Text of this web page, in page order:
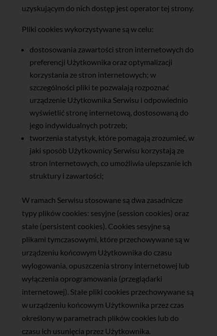
uzyskującym do nich dostęp jest operator tej strony.
Pliki cookies wykorzystywane są w celu:
dostosowania zawartości stron internetowych do
preferencji Użytkownika oraz optymalizacji
korzystania ze stron internetowych; w
szczególności pliki te pozwalają rozpoznać
urządzenie Użytkownika Serwisu i odpowiednio
wyświetlić stronę internetową, dostosowaną do
jego indywidualnych potrzeb;
tworzenia statystyk, które pomagają zrozumieć, w
jaki sposób Użytkownicy Serwisu korzystają ze
stron internetowych, co umożliwia ulepszanie ich
struktury i zawartości;
W ramach Serwisu stosowane są dwa zasadnicze
typy plików cookies: sesyjne (session cookies) oraz
stałe (persistent cookies). Cookies sesyjne są
plikami tymczasowymi, które przechowywane są w
urządzeniu końcowym Użytkownika do czasu
wylogowania, opuszczenia strony internetowej lub
wyłączenia oprogramowania (przeglądarki
internetowej). Stałe pliki cookies przechowywane są
w urządzeniu końcowym Użytkownika przez czas
określony w parametrach plików cookies lub do
czasu ich usunięcia przez Użytkownika.